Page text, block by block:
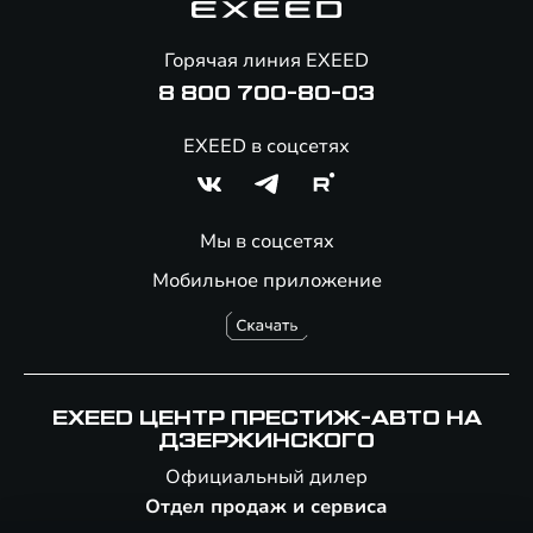
Помощь на дорогах
Мобильное приложение
Горячая линия EXEED
8 800 700-80-03
EXEED в соцсетях
Мы в соцсетях
EXEED ЦЕНТР ПРЕСТИЖ-АВТО НА
ДЗЕРЖИНСКОГО
Официальный дилер
Отдел продаж и сервиса